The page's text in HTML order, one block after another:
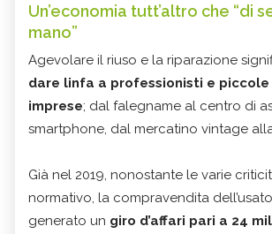
Un’economia tutt’altro che “di
mano”
Agevolare il riuso e la riparazione
dare linfa a professionisti e piccole
imprese; dal falegname al centro di
smartphone, dal mercatino vintage
Già nel 2019, nonostante le varie
normativo, la compravendita
generato un giro d’affari pari a 24